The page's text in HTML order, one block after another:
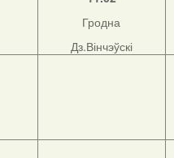
Гродна
Дз.Вінчэўскі